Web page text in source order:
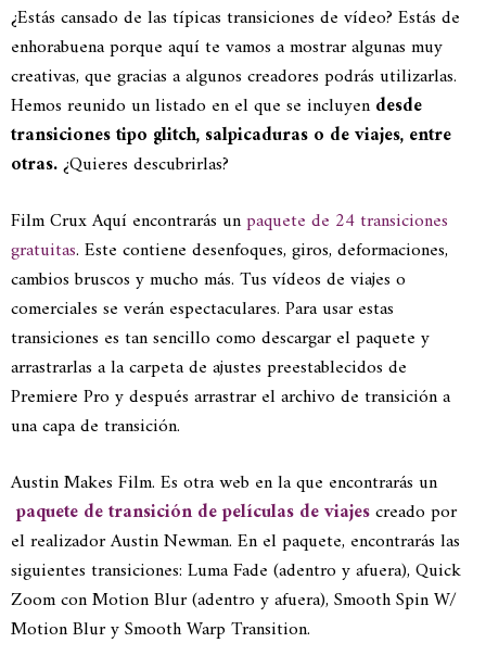
¿Estás cansado de las típicas transiciones de vídeo? Estás de
enhorabuena porque aquí te vamos a mostrar algunas muy
creativas, que gracias a algunos creadores podrás utilizarlas.
Hemos reunido un listado en el que se incluyendesde
transiciones tipo glitch, salpicaduras o de viajes, entre
otras.¿Quieres descubrirlas?
Film Crux Aquí encontrarás unpaquete de 24 transiciones
gratuitas. Este contiene desenfoques, giros, deformaciones,
cambios bruscos y mucho más. Tus vídeos de viajes o
comerciales se verán espectaculares. Para usar estas
transiciones es tan sencillo como descargar el paquete y
arrastrarlas a la carpeta de ajustes preestablecidos de
Premiere Pro y después arrastrar el archivo de transición a
una capa de transición.
Austin Makes Film. Es otra web en la que encontrarás un
paquete de transición de películas de viajescreado por
el realizador Austin Newman. En el paquete, encontrarás las
siguientes transiciones: Luma Fade (adentro y afuera), Quick
Zoom con Motion Blur (adentro y afuera), Smooth Spin W/
Motion Blur y Smooth Warp Transition.